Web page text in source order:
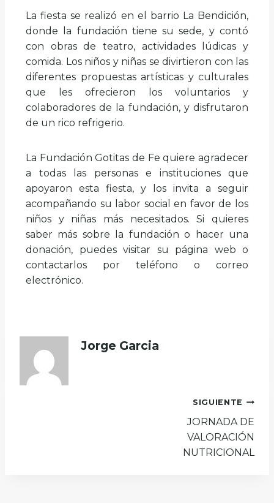
La fiesta se realizó en el barrio La Bendición,
donde la fundación tiene su sede, y contó
con obras de teatro, actividades lúdicas y
comida. Los niños y niñas se divirtieron con las
diferentes propuestas artísticas y culturales
que les ofrecieron los voluntarios y
colaboradores de la fundación, y disfrutaron
de un rico refrigerio.
La Fundación Gotitas de Fe quiere agradecer
a todas las personas e instituciones que
apoyaron esta fiesta, y los invita a seguir
acompañando su labor social en favor de los
niños y niñas más necesitados. Si quieres
saber más sobre la fundación o hacer una
donación, puedes visitar su página web o
contactarlos por teléfono o correo
electrónico.
Jorge Garcia
SIGUIENTE
JORNADA DE
VALORACIÓN
NUTRICIONAL